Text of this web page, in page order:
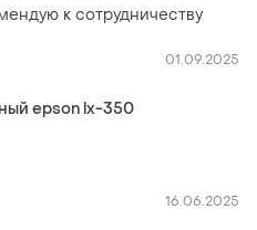
к сотрудничеству
01.09.2025
epson lx-350
16.06.2025